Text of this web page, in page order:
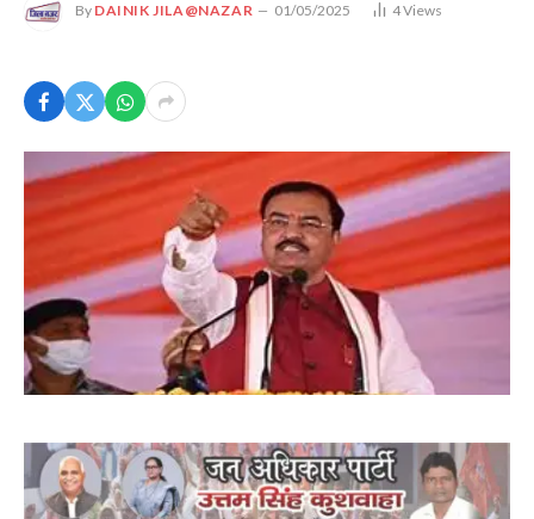
By DAINIK JILA@NAZAR 01/05/2025 4Views